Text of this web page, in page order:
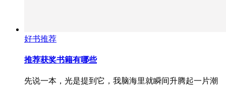
好书推荐
推荐获奖书籍有哪些
先说一本，光是提到它，我脑海里就瞬间升腾起一片潮